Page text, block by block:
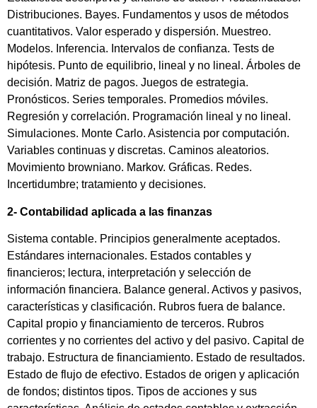
Distribuciones. Bayes. Fundamentos y usos de métodos
cuantitativos. Valor esperado y dispersión. Muestreo.
Modelos. Inferencia. Intervalos de confianza. Tests de
hipótesis. Punto de equilibrio, lineal y no lineal. Árboles de
decisión. Matriz de pagos. Juegos de estrategia.
Pronósticos. Series temporales. Promedios móviles.
Regresión y correlación. Programación lineal y no lineal.
Simulaciones. Monte Carlo. Asistencia por computación.
Variables continuas y discretas. Caminos aleatorios.
Movimiento browniano. Markov. Gráficas. Redes.
Incertidumbre; tratamiento y decisiones.
2- Contabilidad aplicada a las finanzas
Sistema contable. Principios generalmente aceptados.
Estándares internacionales. Estados contables y
financieros; lectura, interpretación y selección de
información financiera. Balance general. Activos y pasivos,
características y clasificación. Rubros fuera de balance.
Capital propio y financiamiento de terceros. Rubros
corrientes y no corrientes del activo y del pasivo. Capital de
trabajo. Estructura de financiamiento. Estado de resultados.
Estado de flujo de efectivo. Estados de origen y aplicación
de fondos; distintos tipos. Tipos de acciones y sus